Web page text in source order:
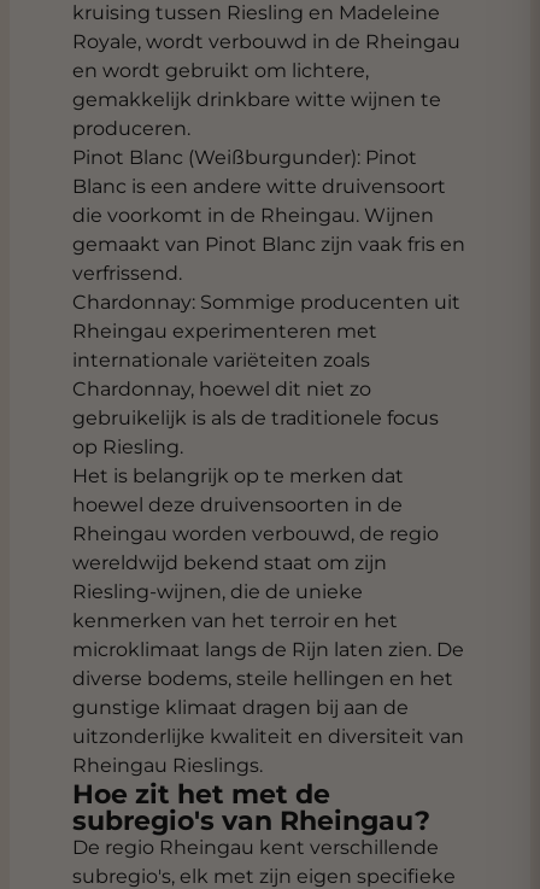
kruising tussen Riesling en Madeleine
Royale, wordt verbouwd in de Rheingau
en wordt gebruikt om lichtere,
gemakkelijk drinkbare witte wijnen te
produceren.
Pinot Blanc (Weißburgunder): Pinot
Blanc is een andere witte druivensoort
die voorkomt in de Rheingau. Wijnen
gemaakt van Pinot Blanc zijn vaak fris en
verfrissend.
Chardonnay: Sommige producenten uit
Rheingau experimenteren met
internationale variëteiten zoals
Chardonnay, hoewel dit niet zo
gebruikelijk is als de traditionele focus
op Riesling.
Het is belangrijk op te merken dat
hoewel deze druivensoorten in de
Rheingau worden verbouwd, de regio
wereldwijd bekend staat om zijn
Riesling-wijnen, die de unieke
kenmerken van het terroir en het
microklimaat langs de Rijn laten zien. De
diverse bodems, steile hellingen en het
gunstige klimaat dragen bij aan de
uitzonderlijke kwaliteit en diversiteit van
Rheingau Rieslings.
Hoe zit het met de
subregio's van Rheingau?
De regio Rheingau kent verschillende
subregio's, elk met zijn eigen specifieke